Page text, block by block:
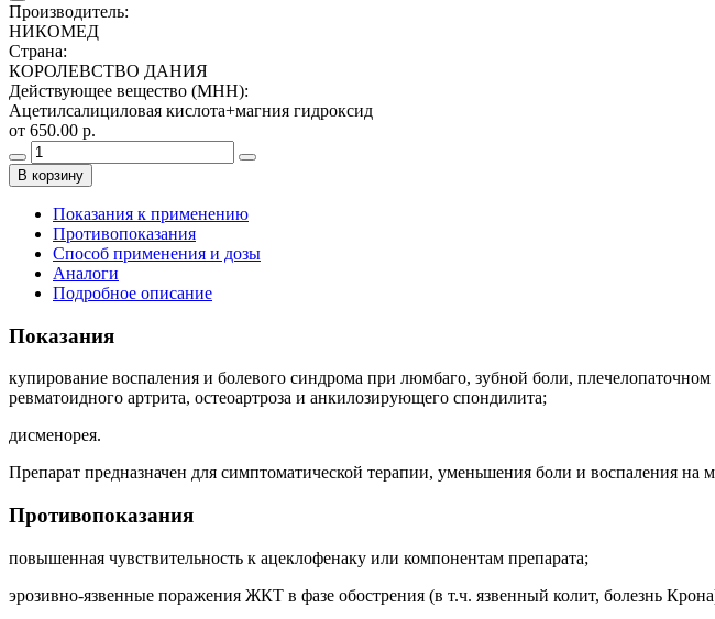
Производитель:
НИКОМЕД
Страна:
КОРОЛЕВСТВО ДАНИЯ
Действующее вещество (МНН):
Ацетилсалициловая кислота+магния гидроксид
от 650.00 р.
В корзину
Показания к применению
Противопоказания
Способ применения и дозы
Аналоги
Подробное описание
Показания
купирование воспаления и болевого синдрома при люмбаго, зубной боли,
ревматоидного артрита, остеоартроза и анкилозирующего спондилита;
дисменорея.
Препарат предназначен для симптоматической терапии, уменьшения боли и воспаления на
Противопоказания
повышенная чувствительность к ацеклофенаку или компонентам препарата;
эрозивно-язвенные поражения ЖКТ в фазе обострения (в т.ч. язвенный колит, болезнь